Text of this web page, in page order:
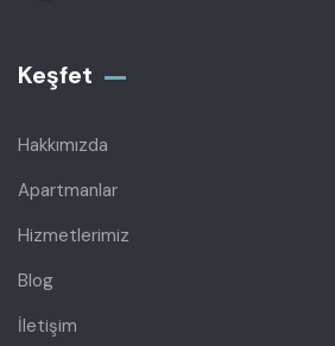
Keşfet
Hakkımızda
Apartmanlar
Hizmetlerimiz
Blog
İletişim